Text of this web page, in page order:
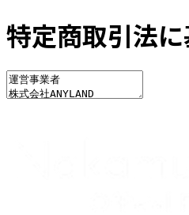
特定商取引法